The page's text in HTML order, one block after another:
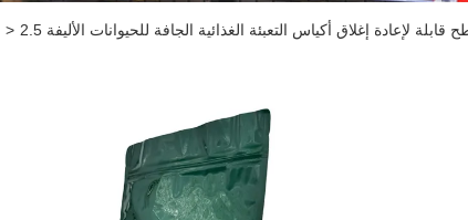
> لإعادة إغلاق أكياس التعبئة الغذائية الجافة للحيوانات الأليفة